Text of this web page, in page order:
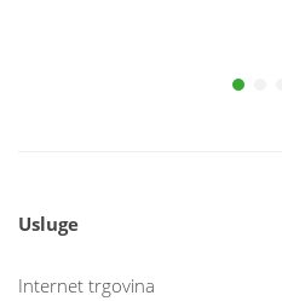
Usluge
Internet trgovina